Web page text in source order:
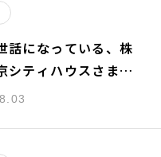
話になっている、株
シティハウスさまよ
きました『練馬区関